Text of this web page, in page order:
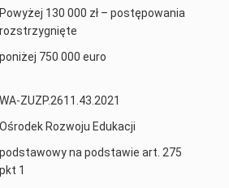
Powyżej 130 000 zł – postępowania
rozstrzygnięte
poniżej 750 000 euro
WA-ZUZP.2611.43.2021
Ośrodek Rozwoju Edukacji
podstawowy na podstawie art. 275
pkt 1